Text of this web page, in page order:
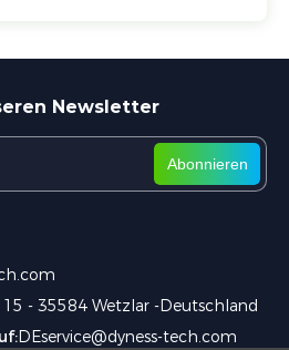
Newsletter
Abonnieren
- 35584 Wetzlar -Deutschland
DEservice@dyness-tech.com